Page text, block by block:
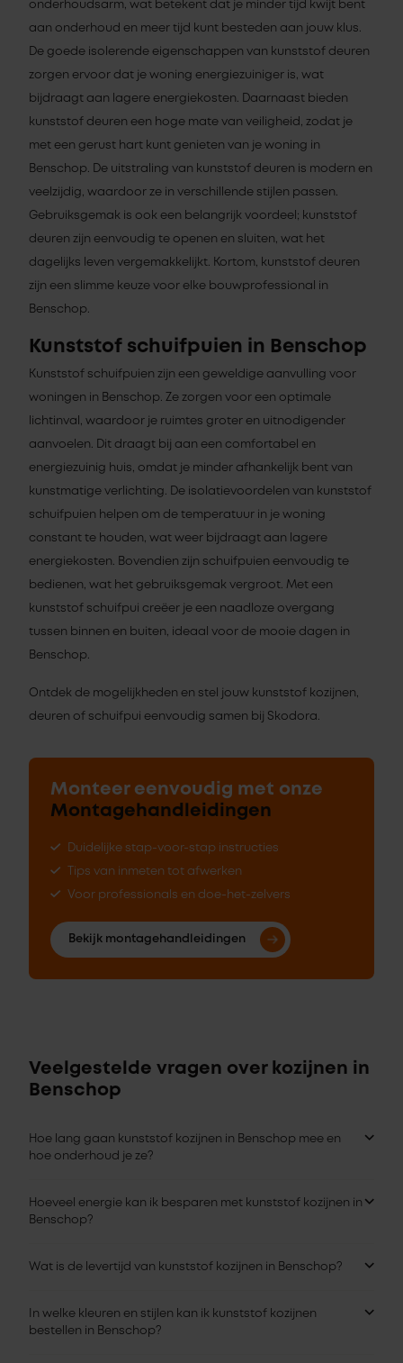
onderhoudsarm, wat betekent dat je minder tijd kwijt bent
aan onderhoud en meer tijd kunt besteden aan jouw klus.
De goede isolerende eigenschappen van kunststof deuren
zorgen ervoor dat je woning energiezuiniger is, wat
bijdraagt aan lagere energiekosten. Daarnaast bieden
kunststof deuren een hoge mate van veiligheid, zodat je
met een gerust hart kunt genieten van je woning in
Benschop. De uitstraling van kunststof deuren is modern en
veelzijdig, waardoor ze in verschillende stijlen passen.
Gebruiksgemak is ook een belangrijk voordeel; kunststof
deuren zijn eenvoudig te openen en sluiten, wat het
dagelijks leven vergemakkelijkt. Kortom, kunststof deuren
zijn een slimme keuze voor elke bouwprofessional in
Benschop.
Kunststof schuifpuien in Benschop
Kunststof schuifpuien zijn een geweldige aanvulling voor
woningen in Benschop. Ze zorgen voor een optimale
lichtinval, waardoor je ruimtes groter en uitnodigender
aanvoelen. Dit draagt bij aan een comfortabel en
energiezuinig huis, omdat je minder afhankelijk bent van
kunstmatige verlichting. De isolatievoordelen van kunststof
schuifpuien helpen om de temperatuur in je woning
constant te houden, wat weer bijdraagt aan lagere
energiekosten. Bovendien zijn schuifpuien eenvoudig te
bedienen, wat het gebruiksgemak vergroot. Met een
kunststof schuifpui creëer je een naadloze overgang
tussen binnen en buiten, ideaal voor de mooie dagen in
Benschop.
Ontdek de mogelijkheden en stel jouw kunststof kozijnen,
deuren of schuifpui eenvoudig samen bij Skodora.
Monteer eenvoudig met onze
Montagehandleidingen
Duidelijke stap-voor-stap instructies
Tips van inmeten tot afwerken
Voor professionals en doe-het-zelvers
Bekijk montagehandleidingen
Veelgestelde vragen over kozijnen in
Benschop
Hoe lang gaan kunststof kozijnen in Benschop mee en
hoe onderhoud je ze?
Hoeveel energie kan ik besparen met kunststof kozijnen in
Benschop?
Wat is de levertijd van kunststof kozijnen in Benschop?
In welke kleuren en stijlen kan ik kunststof kozijnen
bestellen in Benschop?